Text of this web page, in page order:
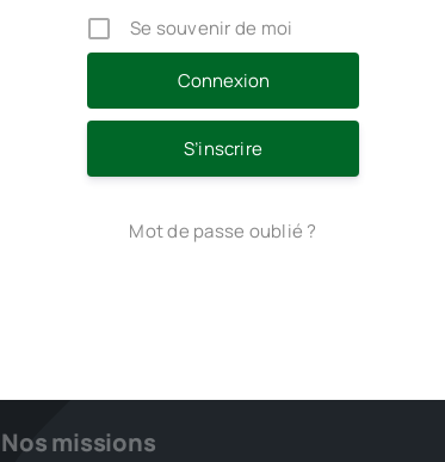
Se souvenir de moi
S’inscrire
Mot de passe oublié ?
Nos missions